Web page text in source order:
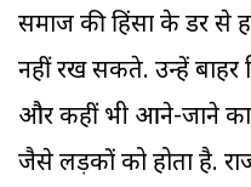
समाज की हिंसा के डर से
नहीं रख सकते. उन्हें बाहर
और कहीं भी आने-जाने
जैसे लड़कों को होता है.